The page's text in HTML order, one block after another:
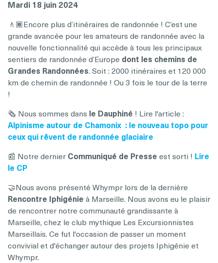
Mardi 18 juin 2024
🚶🏾Encore plus d’itinéraires de randonnée ! C’est une
grande avancée pour les amateurs de randonnée avec la
nouvelle fonctionnalité qui accède à tous les principaux
sentiers de randonnée d’Europe dont les chemins de
Grandes Randonnées. Soit : 2000 itinéraires et 120 000
km de chemin de randonnée ! Ou 3 fois le tour de la terre
!
🗞️ Nous sommes dans le Dauphiné ! Lire l'article :
Alpinisme autour de Chamonix : le nouveau topo pour
ceux qui rêvent de randonnée glaciaire
📰 Notre dernier Communiqué de Presse est sorti ! Lire
le CP
🤝Nous avons présenté Whympr lors de la dernière
Rencontre Iphigénie à Marseille. Nous avons eu le plaisir
de rencontrer notre communauté grandissante à
Marseille, chez le club mythique Les Excursionnistes
Marseillais. Ce fut l'occasion de passer un moment
convivial et d'échanger autour des projets Iphigénie et
Whympr.